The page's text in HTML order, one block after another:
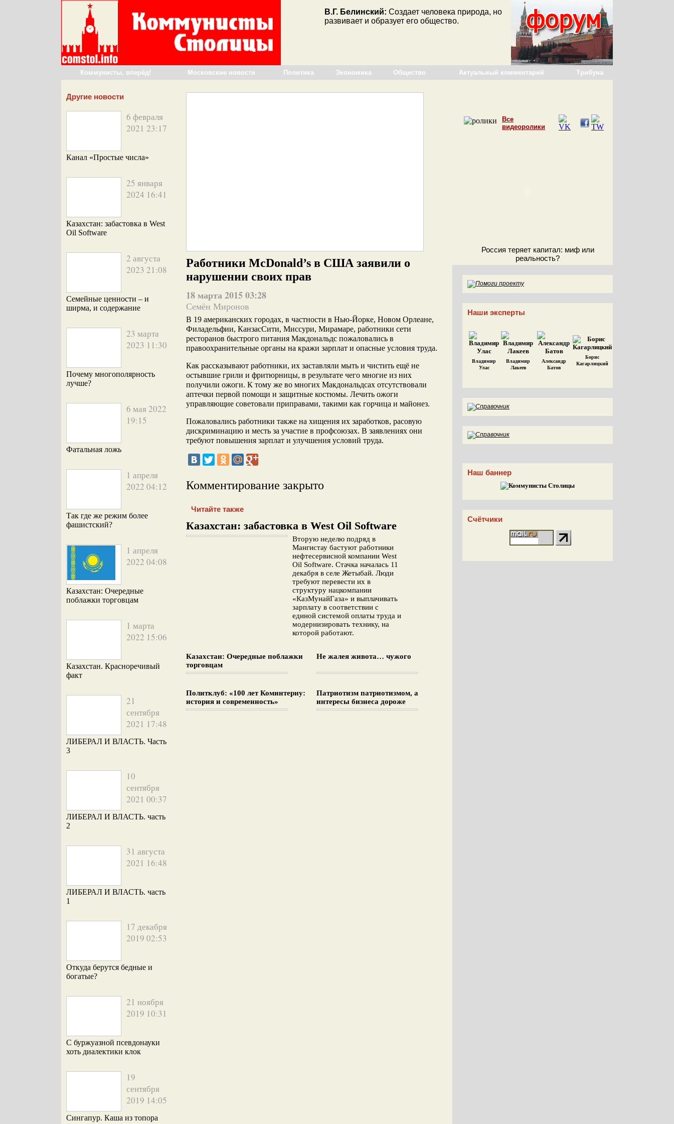
В.Г. Белинский: Создает человека природа, но
развивает и образует его общество.
Коммунисты, вперёд! Московские новости Политика Экономика Общество Актуальный комментарий Трибуна
Другие новости
6 февраля
2021 23:17
Канал «Простые числа»
25 января
2024 16:41
Казахстан: забастовка в West
Oil Software
2 августа
2023 21:08
Семейные ценности – и
ширма, и содержание
23 марта
2023 11:30
Почему многополярность
лучше?
6 мая 2022
19:15
Фатальная ложь
1 апреля
2022 04:12
Так где же режим более
фашистский?
1 апреля
2022 04:08
Казахстан: Очередные
поблажки торговцам
1 марта
2022 15:06
Казахстан. Красноречивый
факт
21
сентября
2021 17:48
ЛИБЕРАЛ И ВЛАСТЬ. Часть
3
10
сентября
2021 00:37
ЛИБЕРАЛ И ВЛАСТЬ. часть
2
31 августа
2021 16:48
ЛИБЕРАЛ И ВЛАСТЬ. часть
1
17 декабря
2019 02:53
Откуда берутся бедные и
богатые?
21 ноября
2019 10:31
С буржуазной псевдонауки
хоть диалектики клок
19
сентября
2019 14:05
Сингапур. Каша из топора
Работники McDonald’s в США заявили о
нарушении своих прав
18 марта 2015 03:28
Семён Миронов
В 19 американских городах, в частности в Нью-Йорке, Новом Орлеане,
Филадельфии, КанзасСити, Миссури, Мирамаре, работники сети
ресторанов быстрого питания Макдональдс пожаловались в
правоохранительные органы на кражи зарплат и опасные условия труда.
Как рассказывают работники, их заставляли мыть и чистить ещё не
остывшие грили и фритюрницы, в результате чего многие из них
получили ожоги. К тому же во многих Макдональдсах отсутствовали
аптечки первой помощи и защитные костюмы. Лечить ожоги
управляющие советовали приправами, такими как горчица и майонез.
Пожаловались работники также на хищения их заработков, расовую
дискриминацию и месть за участие в профсоюзах. В заявлениях они
требуют повышения зарплат и улучшения условий труда.
Комментирование закрыто
Читайте также
Казахстан: забастовка в West Oil Software
Вторую неделю подряд в
Мангистау бастуют работники
нефтесервисной компании West
Oil Software. Стачка началась 11
декабря в селе Жетыбай. Люди
требуют перевести их в
структуру нацкомпании
«КазМунайГаза» и выплачивать
зарплату в соответствии с
единой системой оплаты труда и
модернизировать технику, на
которой работают.
Казахстан: Очередные поблажки
торговцам
Не жалея живота… чужого
Политклуб: «100 лет Коминтерну:
история и современность»
Патриотизм патриотизмом, а
интересы бизнеса дороже
Все
видеоролики
Россия теряет капитал: миф или
реальность?
Наши эксперты
Владимир
Улас
Владимир
Лакеев
Александр
Батов
Борис
Кагарлицкий
Наш баннер
Счётчики